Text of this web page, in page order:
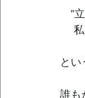
”
私
とい
誰も